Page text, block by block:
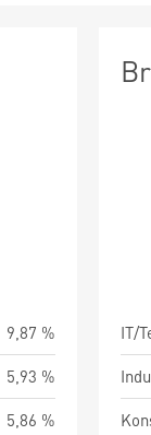
9,87 %
5,93 %
5,86 %
IT/